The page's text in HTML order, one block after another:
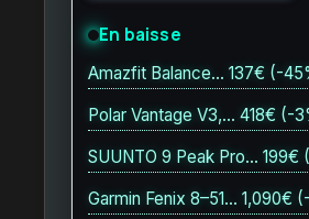
En baisse
Amazfit Balance… 137€ (-
Polar Vantage V3,… 418€ (-
SUUNTO 9 Peak Pro…
Garmin Fenix 8–51… 1,090€